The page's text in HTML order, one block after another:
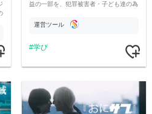
益の一部を、犯罪被害者・子ども達の為
す運営ツール
学び